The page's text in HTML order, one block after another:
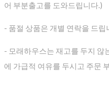
어 부분출고를 도와드립니다.)
- 품절 상품은 개별 연락을 드립
- 모래하우스는 재고를 두지 않
에 가급적 여유를 두시고 주문